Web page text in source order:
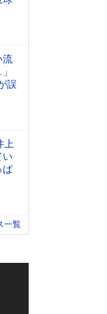
流
誤
上
い
ぱ
一覧